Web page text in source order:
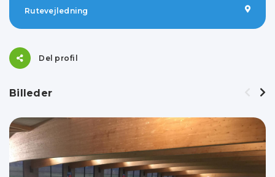
Rutevejledning
Del profil
Billeder